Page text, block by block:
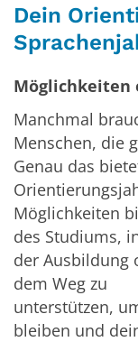
Dein
Möglichkeiten
Manchmal
Menschen, die
Genau das
Möglichkeiten
des Studiums,
der Ausbildung
dem Weg zu
unterstützen,
bleiben und